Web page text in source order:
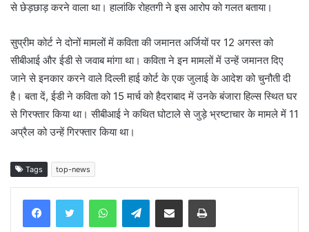
से छेड़छाड़ करने वाला था। हालांकि रोहतगी ने इस आरोप को गलत बताया।
सुप्रीम कोर्ट ने दोनों मामलों में कविता की जमानत अर्जियों पर 12 अगस्त को
सीबीआई और ईडी से जवाब मांगा था। कविता ने इन मामलों में उन्हें जमानत दिए
जाने से इनकार करने वाले दिल्ली हाई कोर्ट के एक जुलाई के आदेश को चुनौती दी
है। बता दें, ईडी ने कविता को 15 मार्च को हैदराबाद में उनके बंजारा हिल्स स्थित घर
से गिरफ्तार किया था। सीबीआई ने कथित घोटाले से जुड़े भ्रष्टाचार के मामले में 11
अप्रैल को उन्हें गिरफ्तार किया था।
Tags top-news
WhatsAppTelegramShare via Email Print